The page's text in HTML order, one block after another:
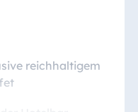
reichhaltigem